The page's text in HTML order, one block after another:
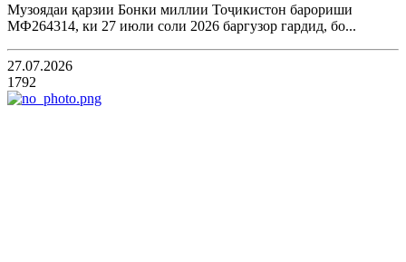
Музоядаи қарзии Бонки миллии Тоҷикистон барориши
МФ264314, ки 27 июли соли 2026 баргузор гардид, бо...
27.07.2026
1792